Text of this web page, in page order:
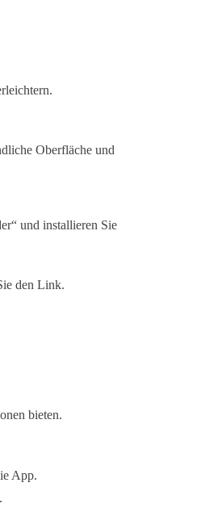
Oberfläche und
und installieren Sie
den Link.
bieten.
App.